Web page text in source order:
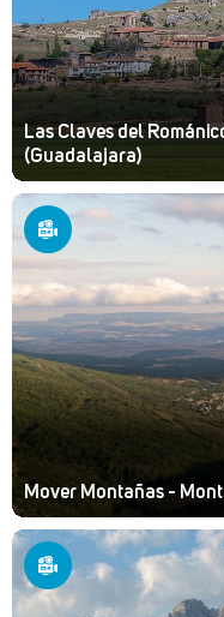
Las Claves del
(Guadalajara)
Mover Montañas -